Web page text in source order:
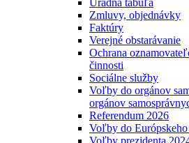
Úradná tabuľa
Zmluvy, objednávky
Faktúry
Verejné obstarávanie
Ochrana
činnosti
Sociálne služby
Voľby do orgánov
orgánov
Referendum 2026
Voľby do
Voľby prezidenta